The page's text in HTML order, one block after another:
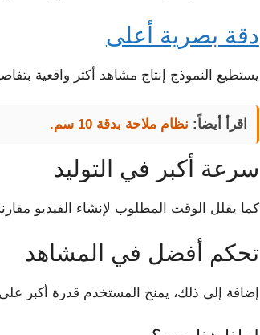
دقة بصرية أعلى
يستطيع النموذج إنتاج مشاهد أكثر واقعية
اقرأ أيضاً: نظام ملاحة بدقة 10 سم.
سرعة أكبر في التوليد
كما يقلل الوقت المطلوب لإنشاء الفيديو
تحكم أفضل في المشاهد
إضافة إلى ذلك، يمنح المستخدم قدرة أكبر